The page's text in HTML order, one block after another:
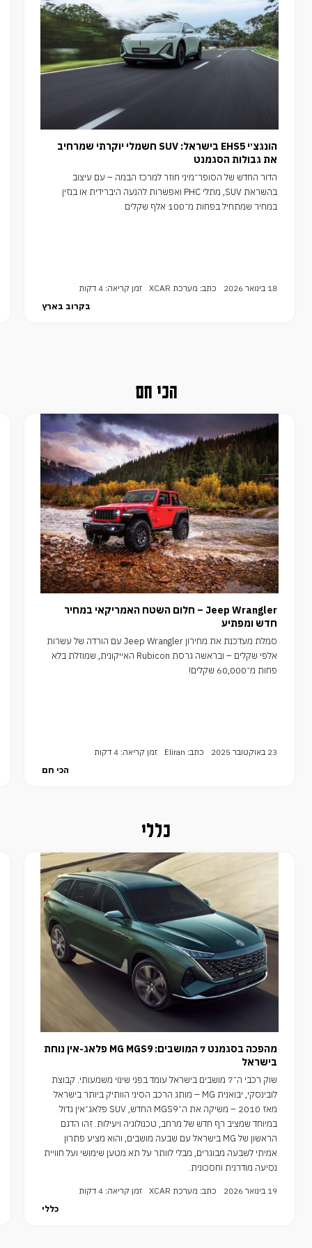
הונגצ׳י EHS5 בישראל: SUV חשמלי יוקרתי שמרחיב
את גבולות הסגמנט
הדור החדש של הסופר־מיני חוזר למרכז הבמה – עם עיצוב
בהשראת SUV, מתלי PHC ואפשרות להנעה היברידית או בנזין
במחיר שמתחיל בפחות מ־100 אלף שקלים
18 בינואר 2026 כתב: מערכת XCAR
זמן קריאה: 4 דקות
בקרוב בארץ
הכי חם
Jeep Wrangler – חלום השטח האמריקאי במחיר
חדש ומפתיע
סמלת מעדכנת את מחירון Jeep Wrangler עם הורדה של עשרות
אלפי שקלים – ובראשה גרסת Rubicon האייקונית, שמוזלת בלא
פחות מ־60,000 שקלים!
23 באוקטובר 2025 כתב: Eliran
זמן קריאה: 4 דקות
הכי חם
כללי
מהפכה בסגמנט 7 המושבים: MG MGS9 פלאג-אין נוחת
בישראל
שוק רכבי ה־7 מושבים בישראל עומד בפני שינוי משמעותי. קבוצת
לובינסקי, יבואנית MG – מותג הרכב הסיני הוותיק ביותר בישראל
מאז 2010 – משיקה את ה־MGS9 החדש, SUV פלאג־אין גדול
במיוחד שמציב רף חדש של מרחב, טכנולוגיה ויעילות. זהו הדגם
הראשון של MG בישראל עם שבעה מושבים, והוא מציע פתרון
אמיתי לשבעה מבוגרים, מבלי לוותר על תא מטען שימושי ועל חוויית
נסיעה מודרנית וחסכונית.
19 בינואר 2026 כתב: מערכת XCAR
זמן קריאה: 4 דקות
כללי